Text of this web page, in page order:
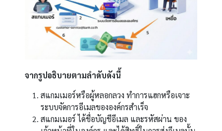
จากรูปอธิบายตามลำดับดังนี้
สแกมเมอร์หรือผู้หลอกลวง ทำการแฮกหรือเจาะ
ระบบจัดการอีเมลขององค์กรสำเร็จ
สแกมเมอร์ ได้ชื่อบัญชีอีเมล และรหัสผ่าน ของ